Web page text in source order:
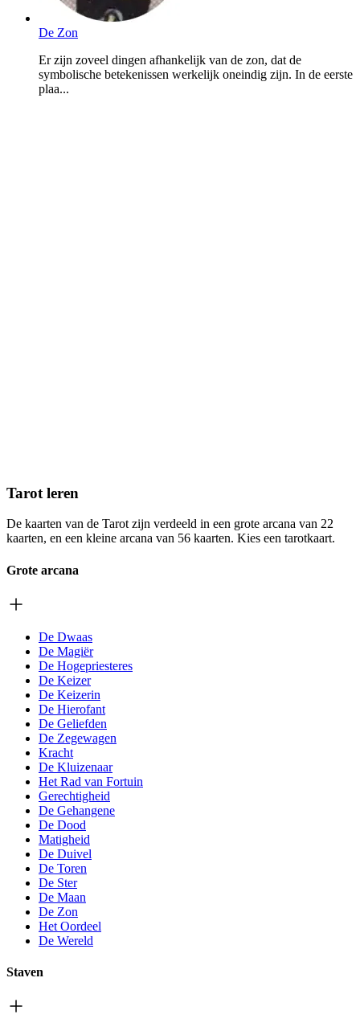
De Zon
Er zijn zoveel dingen afhankelijk van de zon, dat de
symbolische betekenissen werkelijk oneindig zijn. In de eerste
plaa...
Tarot leren
De kaarten van de Tarot zijn verdeeld in een grote arcana van 22
kaarten, en een kleine arcana van 56 kaarten. Kies een tarotkaart.
Grote arcana
De Dwaas
De Magiër
De Hogepriesteres
De Keizer
De Keizerin
De Hierofant
De Geliefden
De Zegewagen
Kracht
De Kluizenaar
Het Rad van Fortuin
Gerechtigheid
De Gehangene
De Dood
Matigheid
De Duivel
De Toren
De Ster
De Maan
De Zon
Het Oordeel
De Wereld
Staven